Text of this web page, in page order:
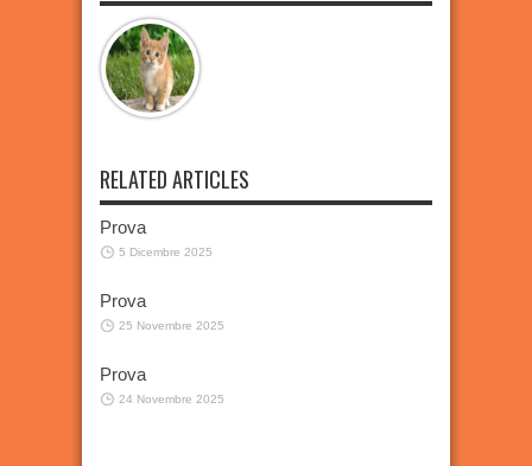
RELATED ARTICLES
Prova
5 Dicembre 2025
Prova
25 Novembre 2025
Prova
24 Novembre 2025